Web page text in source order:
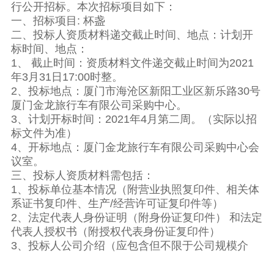
行公开招标。本次招标项目如下：
一、招标项目: 杯盏
二、投标人资质材料递交截止时间、地点：计划开
标时间、地点：
1、 截止时间：资质材料文件递交截止时间为2021
年3月31日17:00时整。
2、投标地点：厦门市海沧区新阳工业区新乐路30号
厦门金龙旅行车有限公司采购中心。
3、计划开标时间：2021年4月第二周。（实际以招
标文件为准）
4、开标地点：厦门金龙旅行车有限公司采购中心会
议室。
三、投标人资质材料需包括：
1、投标单位基本情况（附营业执照复印件、相关体
系证书复印件、生产/经营许可证复印件等）
2、法定代表人身份证明（附身份证复印件） 和法定
代表人授权书（附授权代表身份证复印件）
3、投标人公司介绍（应包含但不限于公司规模介